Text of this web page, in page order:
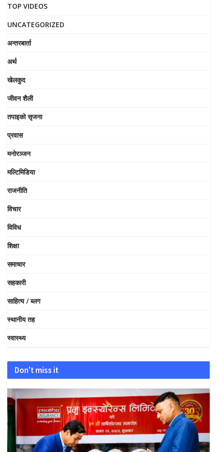
TOP VIDEOS
UNCATEGORIZED
अन्तरबार्ता
अर्थ
खेलकुद
जीवन शैली
तपाइको सृजना
प्रवास
मनोरञ्जन
मल्टिमिडिया
राजनीति
विचार
विविध
शिक्षा
समाचार
सहकारी
साहित्य / ब्लग
स्थानीय तह
स्वास्थ्य
Don't miss it